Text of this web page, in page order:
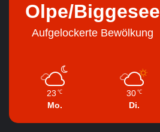
Olpe/Biggesee
Aufgelockerte Bewölkung
23 ℃
Mo.
30 ℃
Di.